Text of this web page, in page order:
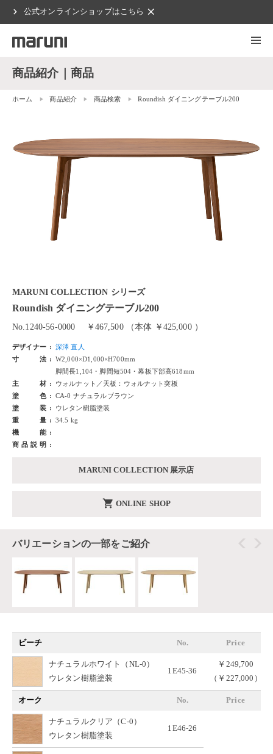
chevron_right 公式オンラインショップはこちら clear
商品紹介｜商品
ホーム 商品紹介 商品検索 Roundish ダイニングテーブル200
MARUNI COLLECTION シリーズ
Roundish ダイニングテーブル200
No.1240-56-0000 ￥467,500 （本体 ￥425,000 ）
デザイナー
深澤 直人
寸法
W2,000×D1,000×H700mm
脚間長1,104・脚間短504・幕板下部高618mm
主材
ウォルナット／天板：ウォルナット突板
塗色
CA-0 ナチュラルブラウン
塗装
ウレタン樹脂塗装
重量
34.5 kg
機能
商品説明
MARUNI COLLECTION 展示店
shopping_cart ONLINE SHOP
バリエーションの一部をご紹介
ビーチ No. Price
ナチュラルホワイト（NL-0）
ウレタン樹脂塗装
1E45-36
￥249,700
（￥227,000）
オーク No. Price
ナチュラルクリア（C-0）
ウレタン樹脂塗装
1E46-26